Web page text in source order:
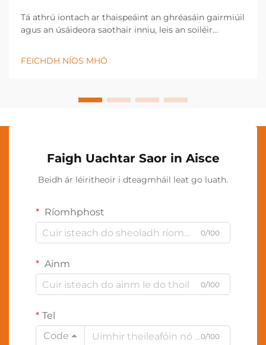
Tá athrú iontach ar thaispeáint an ghréasáin gairmiúil
agus an úsáideora saothair inniu, leis an soiléir
ríthábhachtach i dtionscail éagsúla agus i dtúscaintí
pearsanta. Tá an t-soiléir nuálaíochta seo...
FEICHDH NÍOS MHÓ
Faigh Uachtar Saor in Aisce
Beidh ár léiritheoir i dteagmháil leat go luath.
Ríomhphost
0/100
Ainm
0/100
Tel
Code
0/100